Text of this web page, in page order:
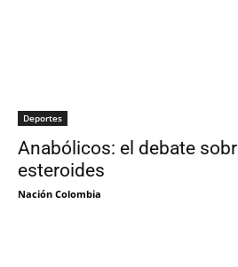
Deportes
Anabólicos: el debate
esteroides
Nación Colombia